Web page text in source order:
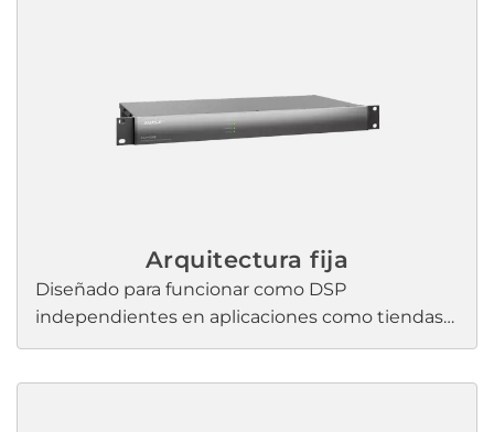
Arquitectura fija
Diseñado para funcionar como DSP
independientes en aplicaciones como tiendas
minoristas y restaurantes, Bose Professional Los